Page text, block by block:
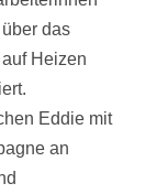
das
Heizen
Eddie mit
an